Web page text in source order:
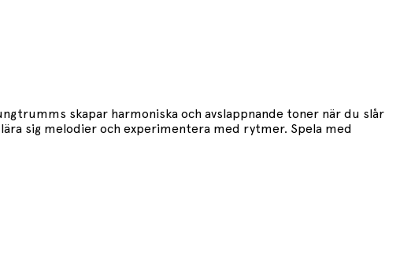
skapar harmoniska och avslappnande toner när du slår
sig melodier och experimentera med rytmer. Spela med